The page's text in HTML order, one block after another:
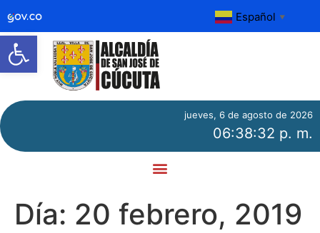
Abrir barra de herramientas
Español ▼
jueves, 6 de agosto de 2026
06:38:32 p. m.
Día: 20 febrero, 2019